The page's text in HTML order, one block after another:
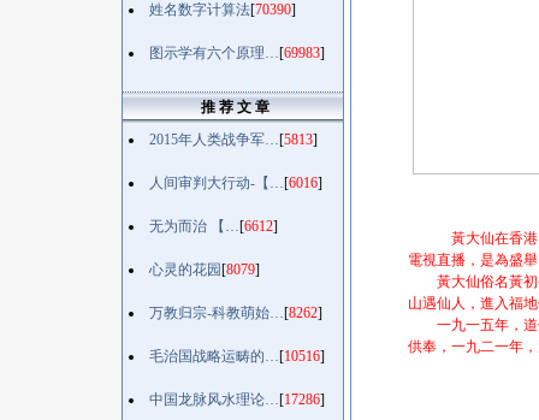
姓名数字计算法[70390]
图示学有六个原理…[69983]
推 荐 文 章
2015年人类战争军…[5813]
人间审判大行动-【…[6016]
无为而治 【…[6612]
心灵的花园 [8079]
万教归宗-科教萌始…[8262]
毛治国战略运畴的…[10516]
中国龙脉风水理论…[17286]
黃大仙在香
電視直播，是為盛
黃大仙俗名黃初
山遇仙人，進入福
一九一五年，道
供奉，一九二一年